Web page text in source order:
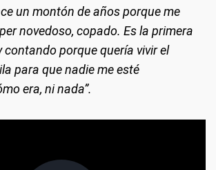
un montón de años porque me
novedoso, copado. Es la primera
contando porque quería vivir el
para que nadie me esté
era, ni nada”.